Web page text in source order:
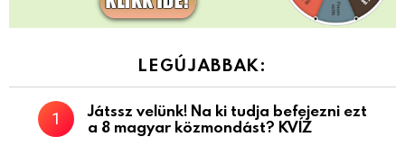
LEGÚJABBAK:
Játssz velünk! Na ki tudja befejezni ezt
a 8 magyar közmondást? KVÍZ